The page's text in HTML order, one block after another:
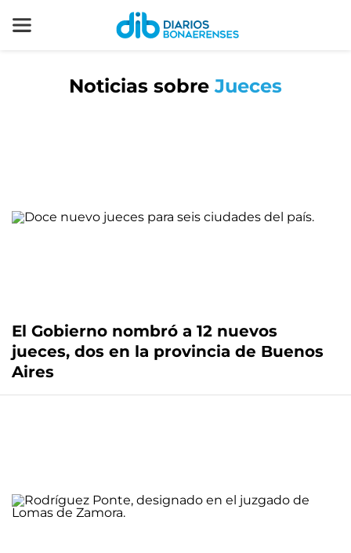
Noticias sobreJueces
El Gobierno nombró a 12 nuevos
jueces, dos en la provincia de Buenos
Aires